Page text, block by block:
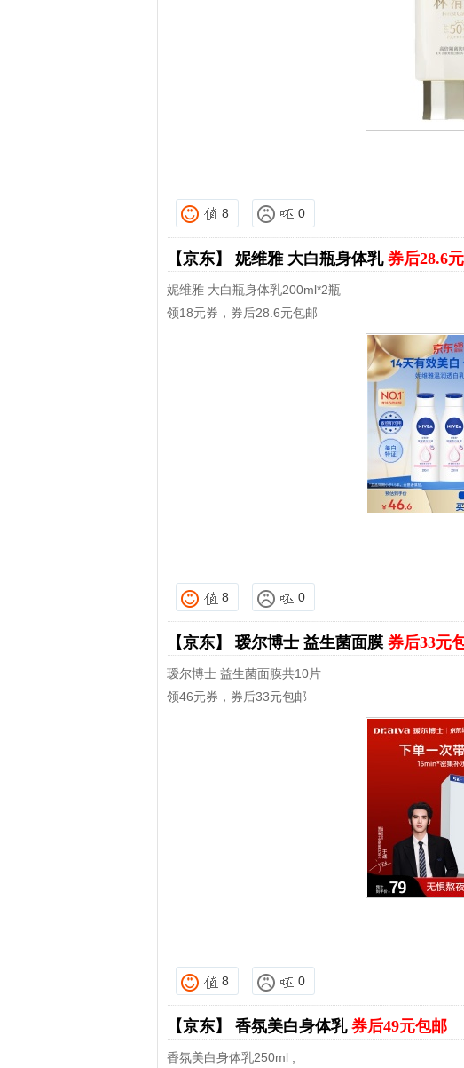
8 0
【京东】 妮维雅 大白瓶身体乳 券后28.6
妮维雅 大白瓶身体乳200ml*2瓶
领18元券，券后28.6元包邮
8 0
【京东】 瑷尔博士 益生菌面膜 券后33元
瑷尔博士 益生菌面膜共10片
领46元券，券后33元包邮
8 0
【京东】 香氛美白身体乳 券后49元包邮
香氛美白身体乳250ml ,